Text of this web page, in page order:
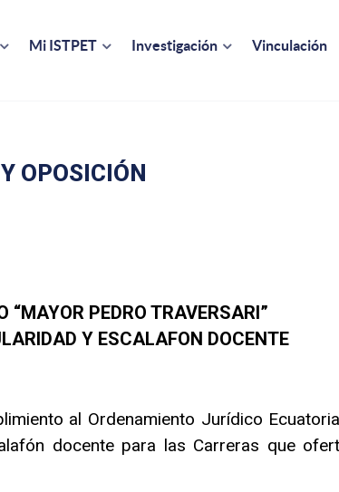
Mi ISTPET Investigación Vinculación
OPOSICIÓN
“MAYOR PEDRO TRAVERSARI”
Y ESCALAFON DOCENTE
al Ordenamiento Jurídico
docente para las Carreras que